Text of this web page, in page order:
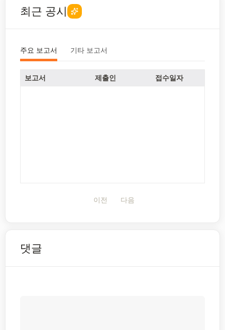
최근 공시
주요 보고서 기타 보고서
보고서 제출인 접수일자
이전 다음
댓글